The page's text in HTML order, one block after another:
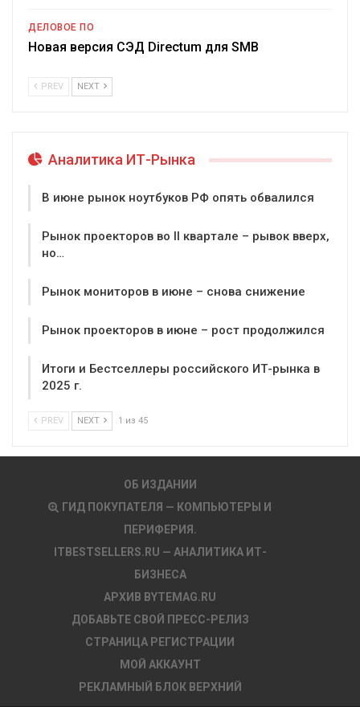
ДЕЛОВОЕ ПО
Новая версия СЭД Directum для SMB
PREV NEXT
Аналитика ИТ-Рынка
В июне рынок ноутбуков РФ опять обвалился
Рынок проекторов во II квартале – рывок вверх,
но…
Рынок мониторов в июне – снова снижение
Рынок проекторов в июне – рост продолжился
Итоги и Бестселлеры российского ИТ-рынка в
2025 г.
PREV NEXT 1 из 45
ОБ ИЗДАНИИ
ГИД ПОКУПАТЕЛЯ — КОМПЬЮТЕРЫ И
ПЕРИФЕРИЯ.
ITBESTSELLERS.RU — АНАЛИТИКА ИТ-
БИЗНЕСА
АРХИВ BYTEMAG.RU
ДОБАВЬТЕ СВОЙ ПРЕСС-РЕЛИЗ
СТРАНИЦА РЕГИСТРАЦИИ
МОЙ АККАУНТ
РЕКЛАМНЫЙ БЛОК ВЕРХНИЙ